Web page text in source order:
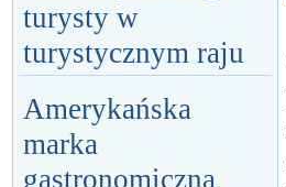
turysty w
turystycznym raju
Amerykańska
marka
gastronomiczna